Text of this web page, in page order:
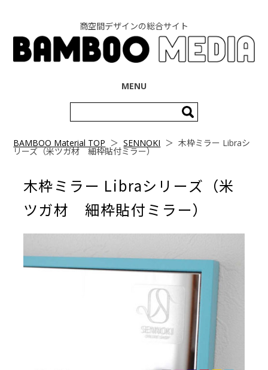
商空間デザインの総合サイト
MENU
索:
BAMBOO Material TOP ＞SENNOKI ＞木枠ミラー Libraシ
リーズ（米ツガ材 細枠貼付ミラー）
木枠ミラー Libraシリーズ（米
ツガ材 細枠貼付ミラー）